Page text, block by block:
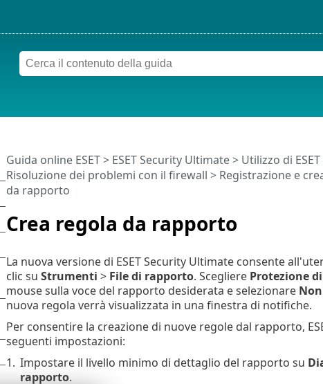
Crea regola da rapporto
Guida online ESET> ESET Security Ultimate> Utilizzo di
Risoluzione dei problemi con il firewall > Registrazione e
da rapporto
La nuova versione di ESET Security Ultimate consente
clic su Strumenti > File di rapporto. Scegliere Protezione
mouse sulla voce del rapporto desiderata e selezionare
nuova regola verrà visualizzata in una finestra di notifiche.
Per consentire la creazione di nuove regole dal rapporto,
seguenti impostazioni:
1. Impostare il livello minimo di dettaglio del rapporto su
rapporto.